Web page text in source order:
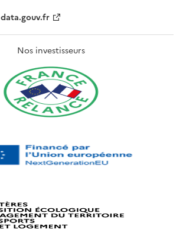
data.gouv.fr
Nos investisseurs